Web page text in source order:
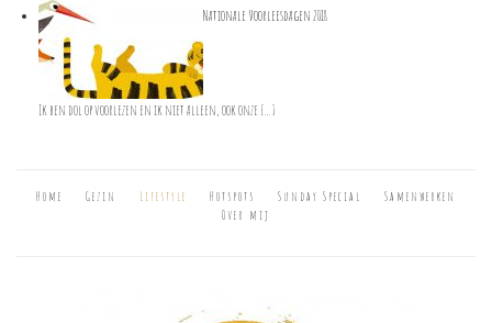
Nationale Voorleesdagen 2018
Ik ben dol op voorlezen en ik niet alleen, ook onze […]
Home Gezin Lifestyle Hotspots Sunday Special
Samenwerken
Over mij